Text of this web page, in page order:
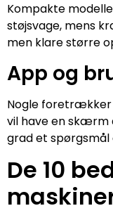
Kompakte
støjsvage, mens
men klare større
App og
Nogle
vil have en skærm
grad et spørgsmål
De 10